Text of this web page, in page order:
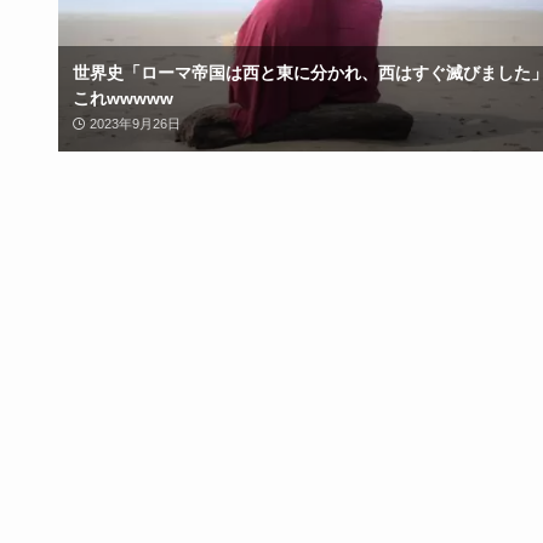
世界史「ローマ帝国は西と東に分かれ、西はすぐ滅びました
これwwwww
2023年9月26日